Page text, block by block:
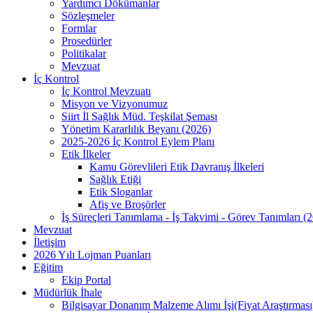
Yardımcı Dökümanlar
Sözleşmeler
Formlar
Prosedürler
Politikalar
Mevzuat
İç Kontrol
İç Kontrol Mevzuatı
Misyon ve Vizyonumuz
Siirt İl Sağlık Müd. Teşkilat Şeması
Yönetim Kararlılık Beyanı (2026)
2025-2026 İç Kontrol Eylem Planı
Etik İlkeler
Kamu Görevlileri Etik Davranış İlkeleri
Sağlık Etiği
Etik Sloganlar
Afiş ve Broşörler
İş Süreçleri Tanımlama - İş Takvimi - Görev Tanımları
Mevzuat
İletişim
2026 Yılı Lojman Puanları
Eğitim
Ekip Portal
Müdürlük İhale
Bilgisayar Donanım Malzeme Alımı İşi(Fiyat